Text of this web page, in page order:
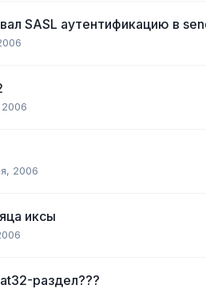
SASL аутентификацию в
2006
иксы
раздел???